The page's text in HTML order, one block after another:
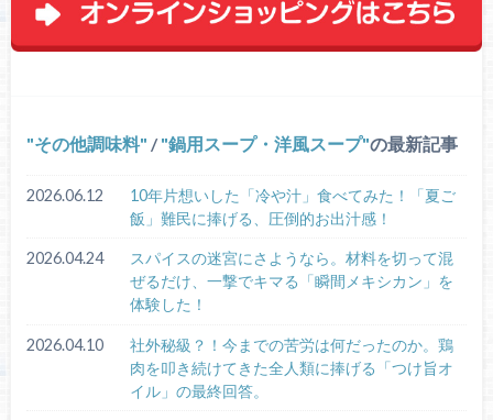
その他調味料 / 鍋用スープ・洋風スープ の最新記事
2026.06.12
10年片想いした「冷や汁」食べてみた！「夏ご
飯」難民に捧げる、圧倒的お出汁感！
2026.04.24
スパイスの迷宮にさようなら。材料を切って混
ぜるだけ、一撃でキマる「瞬間メキシカン」を
体験した！
2026.04.10
社外秘級？！今までの苦労は何だったのか。鶏
肉を叩き続けてきた全人類に捧げる「つけ旨オ
イル」の最終回答。